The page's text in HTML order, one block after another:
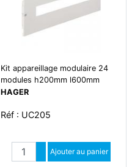
Kit appareillage modulaire 24
modules h200mm l600mm
HAGER
Réf : UC205
Quantité
Augmenter quantité
Diminuer quantité
Ajouter au panier